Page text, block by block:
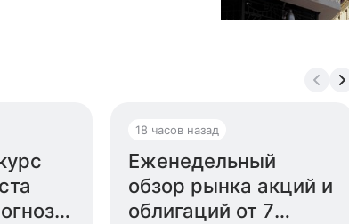
18 часов назад
Еженедельный
обзор рынка акций и
облигаций от 7